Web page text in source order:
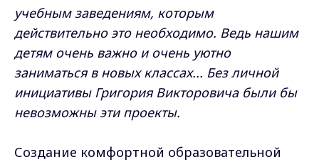
учебным заведениям, которым
действительно это необходимо. Ведь нашим
детям очень важно и очень уютно
заниматься в новых классах... Без личной
инициативы Григория Викторовича были бы
невозможны эти проекты.
Создание комфортной образовательной